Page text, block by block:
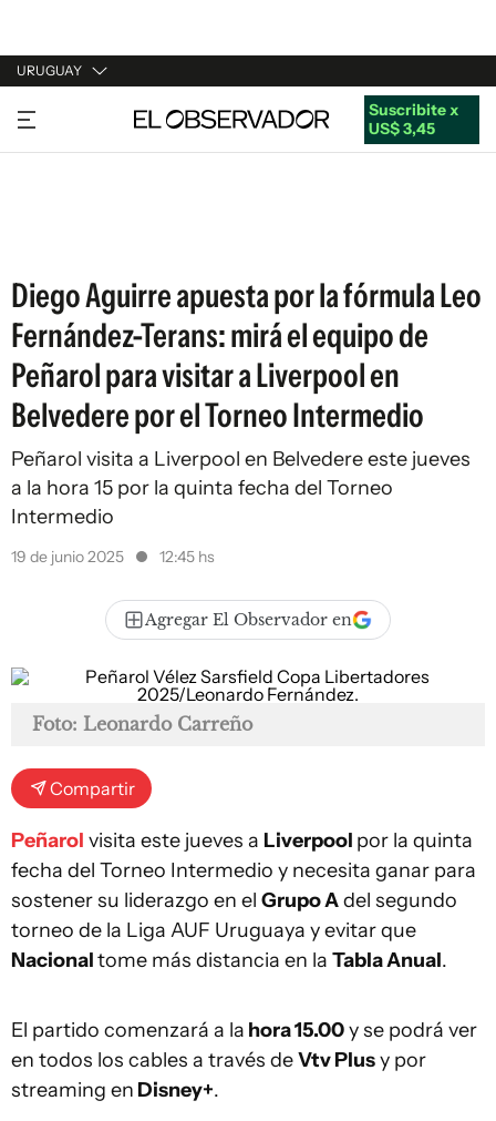
URUGUAY
URUGUAY
ARGENTINA
Suscribite x
US$ 3,45
Diego Aguirre apuesta por la fórmula Leo
Fernández-Terans: mirá el equipo de
Peñarol para visitar a Liverpool en
Belvedere por el Torneo Intermedio
Peñarol visita a Liverpool en Belvedere este jueves
a la hora 15 por la quinta fecha del Torneo
Intermedio
19 de junio 2025 12:45 hs
Agregar El Observador en
Foto: Leonardo Carreño
Compartir
Peñarol visita este jueves a Liverpool por la quinta
fecha del Torneo Intermedio y necesita ganar para
sostener su liderazgo en el Grupo Adel segundo
torneo de la Liga AUF Uruguaya y evitar que
Nacionaltome más distancia en la Tabla Anual.
El partido comenzará a la hora 15.00y se podrá ver
en todos los cables a través deVtv Plusy por
streaming en Disney+.